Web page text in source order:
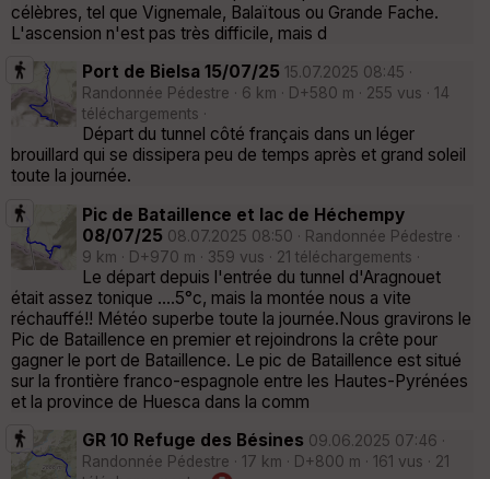
célèbres, tel que Vignemale, Balaïtous ou Grande Fache.
L'ascension n'est pas très difficile, mais d
Port de Bielsa 15/07/25 15.07.2025 08:45 ·
Randonnée Pédestre · 6 km · D+580 m · 255 vus · 14
téléchargements ·
Départ du tunnel côté français dans un léger
brouillard qui se dissipera peu de temps après et grand soleil
toute la journée.
Pic de Bataillence et lac de Héchempy
08/07/25 08.07.2025 08:50 · Randonnée Pédestre ·
9 km · D+970 m · 359 vus · 21 téléchargements ·
Le départ depuis l'entrée du tunnel d'Aragnouet
était assez tonique ....5°c, mais la montée nous a vite
réchauffé!! Météo superbe toute la journée.Nous gravirons le
Pic de Bataillence en premier et rejoindrons la crête pour
gagner le port de Bataillence. Le pic de Bataillence est situé
sur la frontière franco-espagnole entre les Hautes-Pyrénées
et la province de Huesca dans la comm
GR 10 Refuge des Bésines 09.06.2025 07:46 ·
Randonnée Pédestre · 17 km · D+800 m · 161 vus · 21